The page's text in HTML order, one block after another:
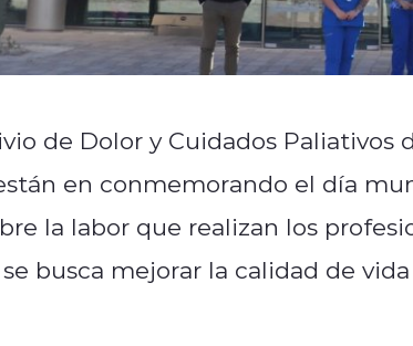
de Dolor y Cuidados Paliativos
en conmemorando el día
la labor que realizan los
busca mejorar la calidad de